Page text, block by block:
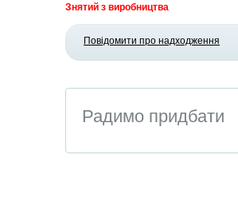
Знятий з виробництва
Повідомити про надходження
Радимо придбати